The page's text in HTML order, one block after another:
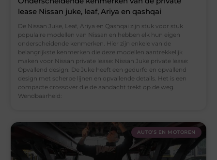
lease Nissan juke, leaf, Ariya en qashqai
De Nissan Juke, Leaf, Ariya en Qashqai zijn stuk voor stuk
populaire modellen van Nissan en hebben elk hun eigen
onderscheidende kenmerken. Hier zijn enkele van de
belangrijkste kenmerken die deze modellen aantrekkelijk
maken voor Nissan private lease: Nissan Juke private lease:
Opvallend design: De Juke heeft een gedurfd en opvallend
design met scherpe lijnen en opvallende details. Het is een
compacte crossover die de aandacht trekt op de weg.
Wendbaarheid:
AUTO’S EN MOTOREN